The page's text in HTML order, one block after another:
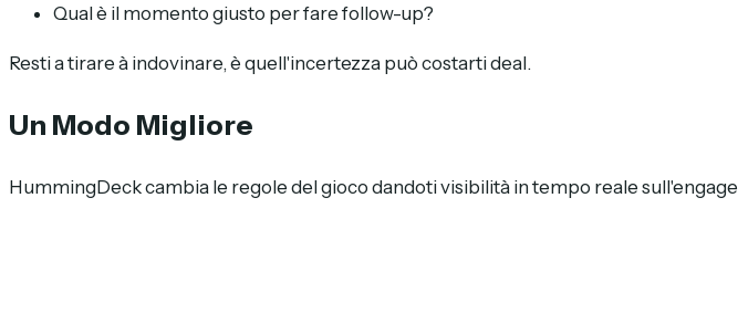
Qual è il momento giusto per fare follow-up?
Resti a tirare à indovinare, è quell'incertezza può costarti deal.
Un Modo Migliore
HummingDeck cambia le regole del gioco dandoti visibilità in tempo reale